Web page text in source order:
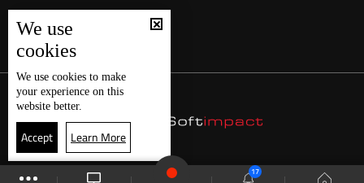
17
We use
cookies
We use cookies to make
your experience on this
website better.
Accept Learn More